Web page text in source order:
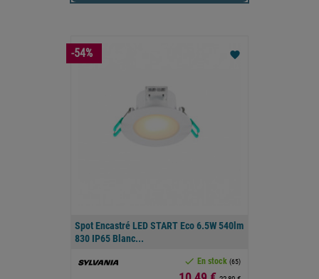
Spot Encastré LED START Eco 6.5W 540lm
830 IP65 Blanc...
 En stock (65)
favorite
-54%